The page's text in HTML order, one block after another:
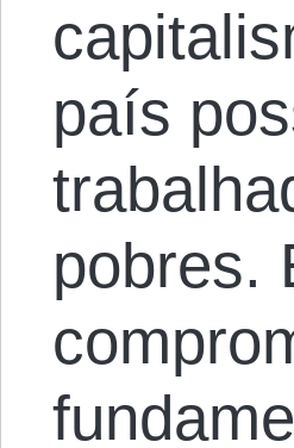
país
pobres.